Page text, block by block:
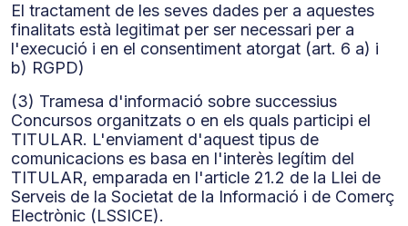
El tractament de les seves dades per a aquestes
finalitats està legitimat per ser necessari per a
l'execució i en el consentiment atorgat (art. 6 a) i
b) RGPD)
(3) Tramesa d'informació sobre successius
Concursos organitzats o en els quals participi el
TITULAR. L'enviament d'aquest tipus de
comunicacions es basa en l'interès legítim del
TITULAR, emparada en l'article 21.2 de la Llei de
Serveis de la Societat de la Informació i de Comerç
Electrònic (LSSICE).